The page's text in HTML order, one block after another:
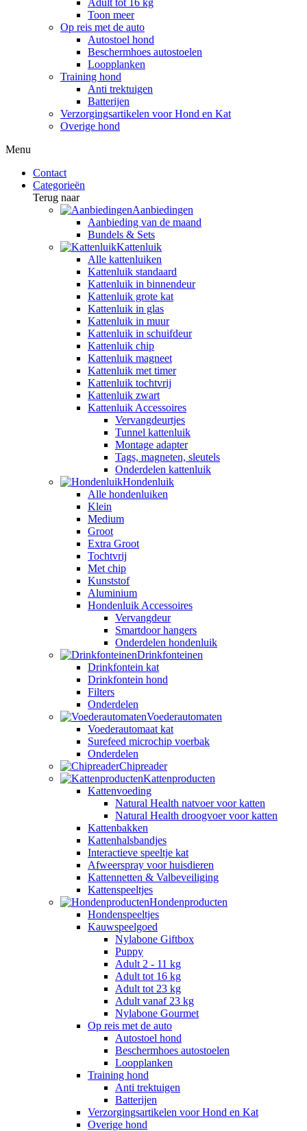
Toon meer
Op reis met de auto
Autostoel hond
Beschermhoes autostoelen
Loopplanken
Training hond
Anti trektuigen
Batterijen
Verzorgingsartikelen voor Hond en Kat
Overige hond
Menu
Contact
Categorieën
Terug naar
Aanbiedingen
Aanbieding van de maand
Bundels & Sets
Kattenluik
Alle kattenluiken
Kattenluik standaard
Kattenluik in binnendeur
Kattenluik grote kat
Kattenluik in glas
Kattenluik in muur
Kattenluik in schuifdeur
Kattenluik chip
Kattenluik magneet
Kattenluik met timer
Kattenluik tochtvrij
Kattenluik zwart
Kattenluik Accessoires
Vervangdeurtjes
Tunnel kattenluik
Montage adapter
Tags, magneten, sleutels
Onderdelen kattenluik
Hondenluik
Alle hondenluiken
Klein
Medium
Groot
Extra Groot
Tochtvrij
Met chip
Kunststof
Aluminium
Hondenluik Accessoires
Vervangdeur
Smartdoor hangers
Onderdelen hondenluik
Drinkfonteinen
Drinkfontein kat
Drinkfontein hond
Filters
Onderdelen
Voederautomaten
Voederautomaat kat
Surefeed microchip voerbak
Onderdelen
Chipreader
Kattenproducten
Kattenvoeding
Natural Health natvoer voor katten
Natural Health droogvoer voor katten
Kattenbakken
Kattenhalsbandjes
Interactieve speeltje kat
Afweerspray voor huisdieren
Kattennetten & Valbeveiliging
Kattenspeeltjes
Hondenproducten
Hondenspeeltjes
Kauwspeelgoed
Nylabone Giftbox
Puppy
Adult 2 - 11 kg
Adult tot 16 kg
Adult tot 23 kg
Adult vanaf 23 kg
Nylabone Gourmet
Op reis met de auto
Autostoel hond
Beschermhoes autostoelen
Loopplanken
Training hond
Anti trektuigen
Batterijen
Verzorgingsartikelen voor Hond en Kat
Overige hond